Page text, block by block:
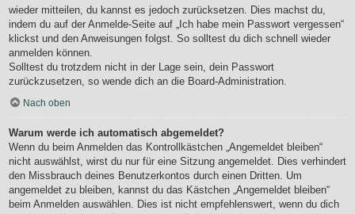
wieder mitteilen, du kannst es jedoch zurücksetzen. Dies machst du,
indem du auf der Anmelde-Seite auf „Ich habe mein Passwort vergessen“
klickst und den Anweisungen folgst. So solltest du dich schnell wieder
anmelden können.
Solltest du trotzdem nicht in der Lage sein, dein Passwort
zurückzusetzen, so wende dich an die Board-Administration.
Nach oben
Warum werde ich automatisch abgemeldet?
Wenn du beim Anmelden das Kontrollkästchen „Angemeldet bleiben“
nicht auswählst, wirst du nur für eine Sitzung angemeldet. Dies verhindert
den Missbrauch deines Benutzerkontos durch einen Dritten. Um
angemeldet zu bleiben, kannst du das Kästchen „Angemeldet bleiben“
beim Anmelden auswählen. Dies ist nicht empfehlenswert, wenn du dich